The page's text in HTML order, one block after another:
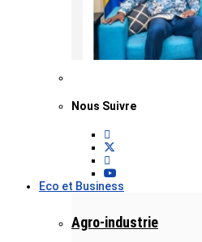
Nous Suivre
Eco et Business
Agro-industrie